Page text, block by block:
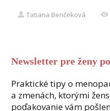
Tatiana Benčeková
Newsletter pre ženy
Praktické tipy o
a zmenách, ktorými
poďakovanie vám